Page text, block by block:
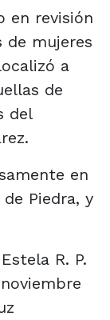
en revisión
de mujeres
a
de
del
en
Piedra, y
R. P.